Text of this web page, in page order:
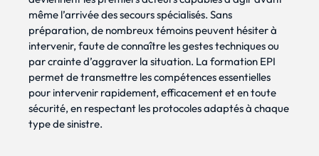
même l’arrivée des secours spécialisés. Sans
préparation, de nombreux témoins peuvent hésiter à
intervenir, faute de connaître les gestes techniques ou
par crainte d’aggraver la situation. La formation EPI
permet de transmettre les compétences essentielles
pour intervenir rapidement, efficacement et en toute
sécurité, en respectant les protocoles adaptés à chaque
type de sinistre.